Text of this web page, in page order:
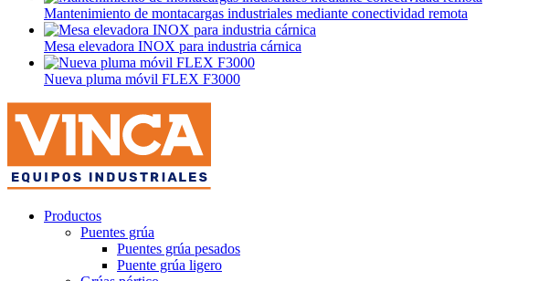
Mantenimiento de montacargas industriales mediante conectividad remota
Mesa elevadora INOX para industria cárnica
Nueva pluma móvil FLEX F3000
Productos
Puentes grúa
Puentes grúa pesados
Puente grúa ligero